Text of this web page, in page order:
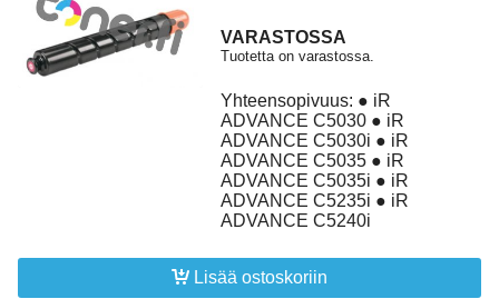
VARASTOSSA
Tuotetta on varastossa.
Yhteensopivuus: ● iR
ADVANCE C5030 ● iR
ADVANCE C5030i ● iR
ADVANCE C5035 ● iR
ADVANCE C5035i ● iR
ADVANCE C5235i ● iR
ADVANCE C5240i
Lisää ostoskoriin